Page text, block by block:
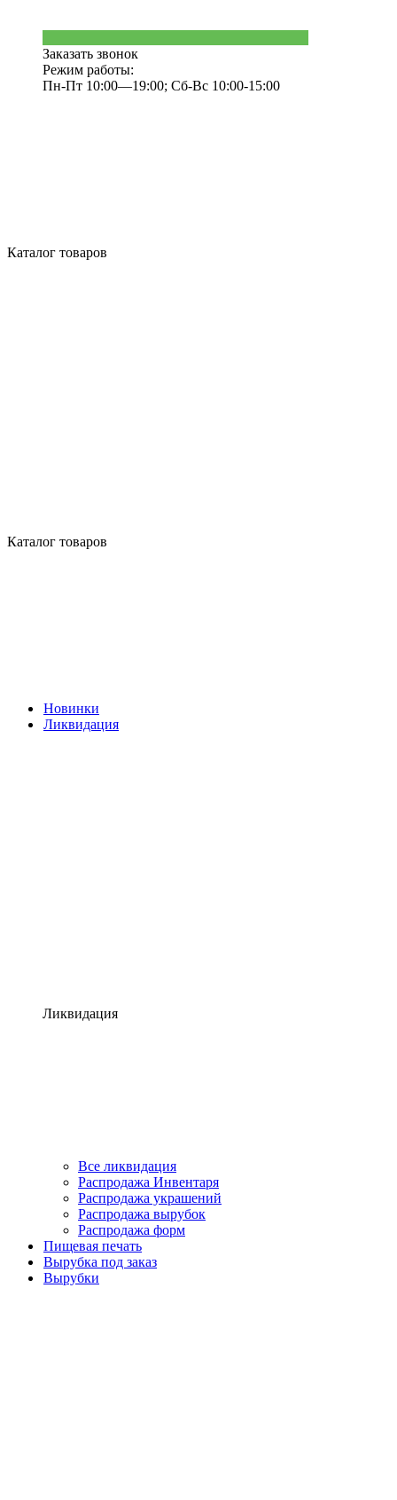
Заказать звонок
Режим работы:
Пн-Пт 10:00—19:00; Сб-Вс 10:00-15:00
Каталог товаров
Каталог товаров
Новинки
Ликвидация
Ликвидация
Все ликвидация
Распродажа Инвентаря
Распродажа украшений
Распродажа вырубок
Распродажа форм
Пищевая печать
Вырубка под заказ
Вырубки